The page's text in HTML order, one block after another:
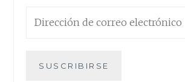
de
SUSCRIBIRSE